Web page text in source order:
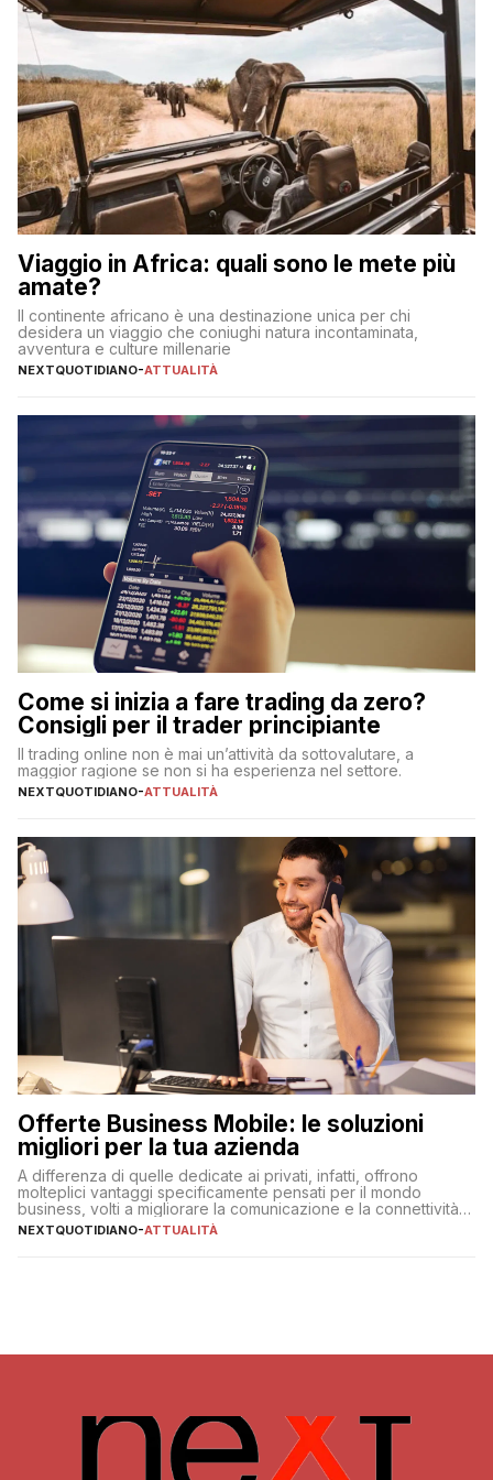
Viaggio in Africa: quali sono le mete più
amate?
Il continente africano è una destinazione unica per chi
desidera un viaggio che coniughi natura incontaminata,
avventura e culture millenarie
NEXTQUOTIDIANO-ATTUALITÀ
Come si inizia a fare trading da zero?
Consigli per il trader principiante
Il trading online non è mai un’attività da sottovalutare, a
maggior ragione se non si ha esperienza nel settore.
NEXTQUOTIDIANO-ATTUALITÀ
Offerte Business Mobile: le soluzioni
migliori per la tua azienda
A differenza di quelle dedicate ai privati, infatti, offrono
molteplici vantaggi specificamente pensati per il mondo
business, volti a migliorare la comunicazione e la connettività
degli utenti
NEXTQUOTIDIANO-ATTUALITÀ